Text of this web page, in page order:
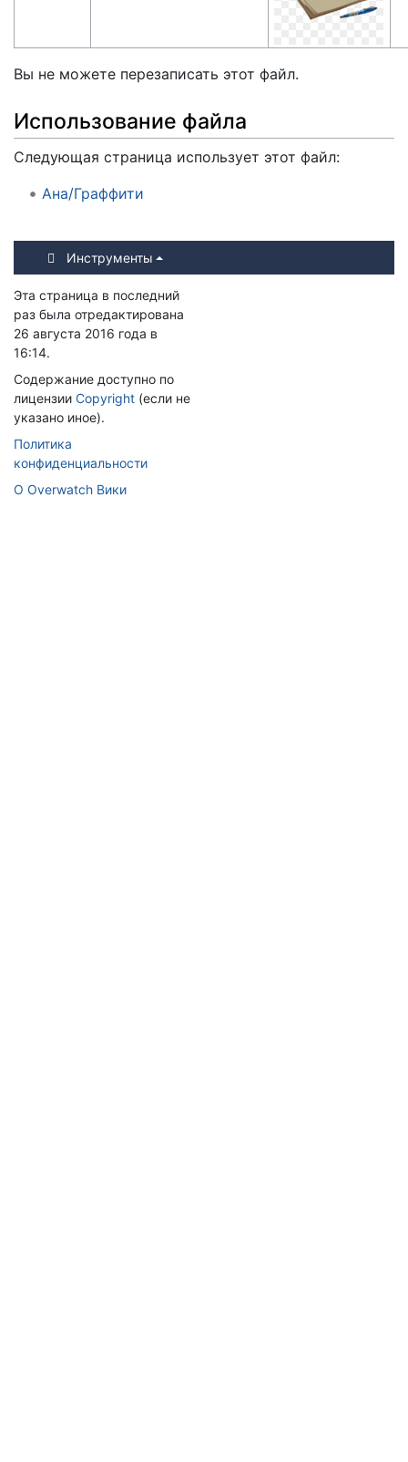
Вы не можете перезаписать этот файл.
Использование файла
Следующая страница использует этот файл:
Ана/Граффити
Инструменты
Эта страница в последний
раз была отредактирована
26 августа 2016 года в
16:14.
Содержание доступно по
лицензии Copyright (если не
указано иное).
Политика
конфиденциальности
О Overwatch Вики